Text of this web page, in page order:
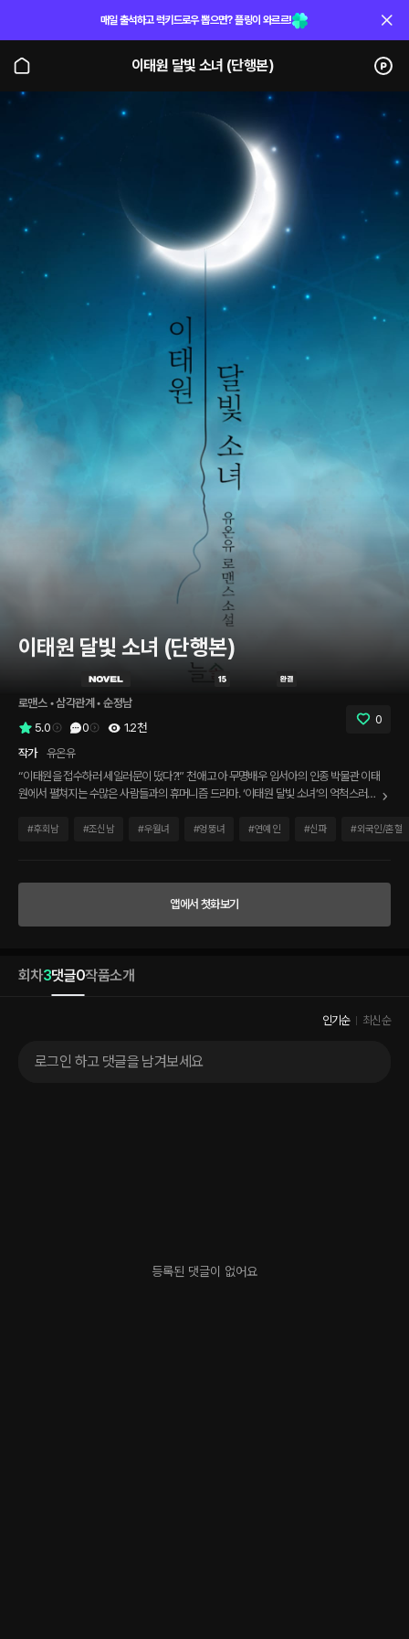
매일 출석하고 럭키드로우 뽑으면? 플링이 와르르!
이태원 달빛 소녀 (단행본)
이태원 달빛 소녀 (단행본)
로맨스 • 삼각관계 • 순정남
5.0
0 1.2천
0
작가
유온유
“이태원을 접수하러 세일러문이 떴다?!” 천애 고아 무명배우 임서아의 인종 박물관 이태
원에서 펼쳐지는 수많은 사람들과의 휴머니즘 드라마. ‘이태원 달빛 소녀’의 억척스러운
돌아다니며 전전긍긍 생활하던 무명배우 만년 ‘미운 오리 새끼’ 임서아. 그런 내가 지금
단념했는데 말이야. ‘미운 오리 새끼’가 정말로 새하얀 ‘백조’가 되었다. 거울 속에 비친
백조가 옆에 있는 왕자님의 손을 꼭 잡았다. 고마워요. 나를 구해주어서… 당신은 내 인
#후회남 #조신남 #우월녀 #엉뚱녀 #연예인 #신파 #외국인/혼혈
앱에서 첫화보기
회차3댓글0작품소개
인기순 최신순
로그인 하고 댓글을 남겨보세요
등록된 댓글이 없어요